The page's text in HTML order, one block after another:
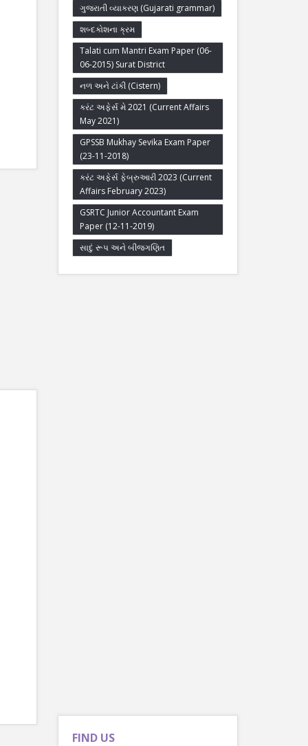
ગુજરાતી વ્યાકરણ (Gujarati grammar)
શબ્દકોશના ક્રમ
Talati cum Mantri Exam Paper (06-
06-2015) Surat District
નળ અને ટાંકી (Cistern)
કરંટ અફેર્સ મે 2021 (Current Affairs
May 2021)
GPSSB Mukhay Sevika Exam Paper
(23-11-2018)
કરંટ અફેર્સ ફેબ્રુઆરી 2023 (Current
Affairs February 2023)
GSRTC Junior Accountant Exam
Paper (12-11-2019)
સાદું રૂપ અને બીજગણિત
FIND US